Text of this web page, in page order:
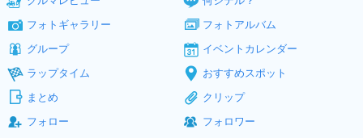
フォトギャラリー
フォトアルバム
グループ
イベントカレンダー
ラップタイム
おすすめスポット
まとめ
クリップ
フォロー
フォロワー